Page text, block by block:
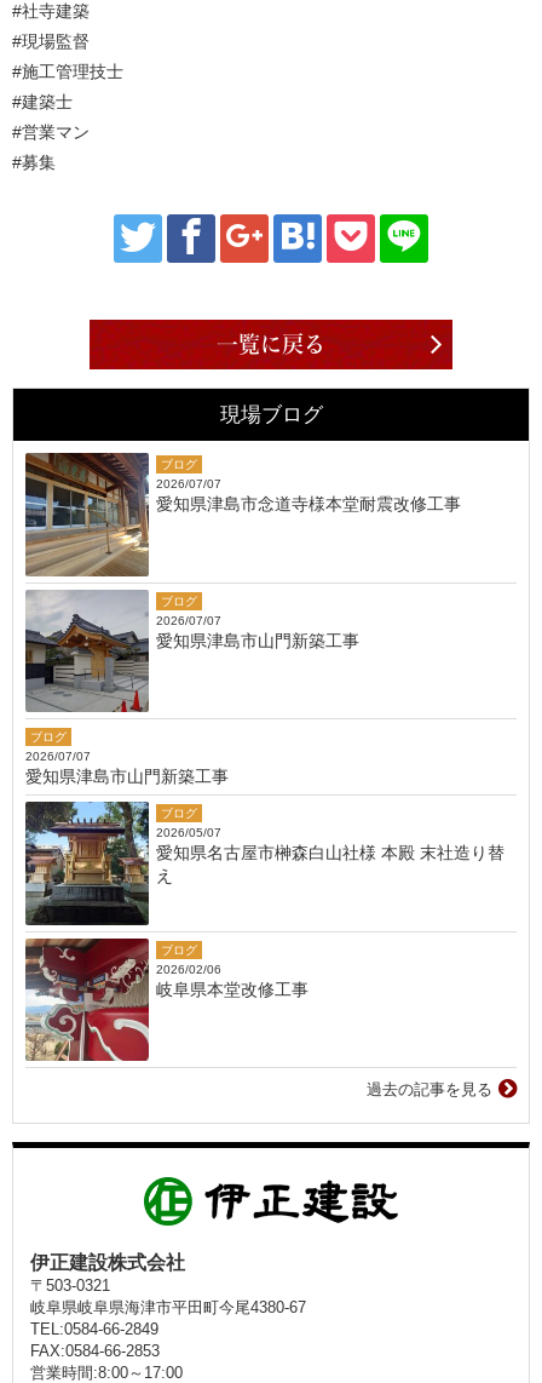
#社寺建築
#現場監督
#施工管理技士
#建築士
#営業マン
#募集
一覧に戻る
現場ブログ
ブログ
2026/07/07
愛知県津島市念道寺様本堂耐震改修工事
ブログ
2026/07/07
愛知県津島市山門新築工事
ブログ
2026/07/07
愛知県津島市山門新築工事
ブログ
2026/05/07
愛知県名古屋市榊森白山社様 本殿 末社造り替
え
ブログ
2026/02/06
岐阜県本堂改修工事
過去の記事を見る
伊正建設株式会社
〒503-0321
岐阜県岐阜県海津市平田町今尾4380-67
TEL:0584-66-2849
FAX:0584-66-2853
営業時間:8:00～17:00